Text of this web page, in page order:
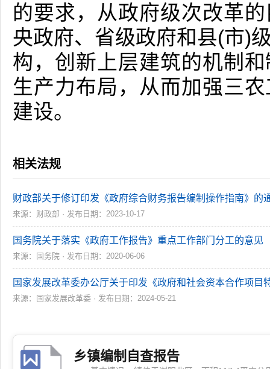
的要求，从政府级次改革
央政府、省级政府和县(市)
构，创新上层建筑的机制
生产力布局，从而加强三
建设。
相关法规
财政部关于修订印发《政府综合财务报告编制操作指南》的
来源：财政部 · 发布日期：2023-10-17
国务院关于落实《政府工作报告》重点工作部门分工的意见
来源：国务院 · 发布日期：2020-06-06
国家发展改革委办公厅关于印发《政府和社会资本合作项目
来源：国家发展改革委 · 发布日期：2024-05-21
乡镇编制自查报告